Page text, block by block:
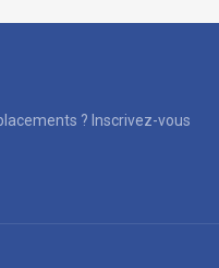
? Inscrivez-vous